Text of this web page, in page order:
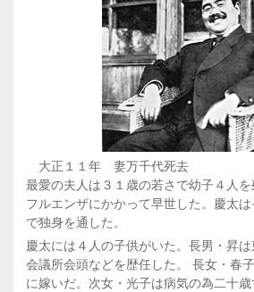
大正１１年 妻万千代死去
最愛の夫人は３１歳の若さで幼子４人
フルエンザにかかって早世した。慶太
で独身を通した。
慶太には４人の子供がいた。長男・昇
会議所会頭などを歴任した。 長女・春
に嫁いだ。次女・光子は病気の為二十歳